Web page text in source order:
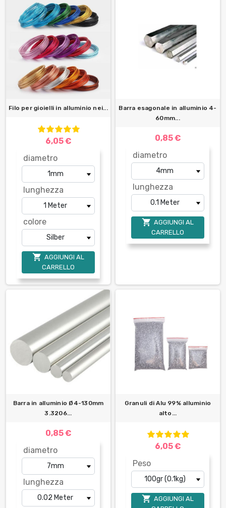
Filo per gioielli in alluminio nei...
6,05 €
diametro
lunghezza
colore
 AGGIUNGI AL
CARRELLO
Barra esagonale in alluminio 4-
60mm...
0,85 €
diametro
lunghezza
 AGGIUNGI AL
CARRELLO
Barra in alluminio Ø4-130mm
3.3206...
0,85 €
diametro
lunghezza
Granuli di Alu 99% alluminio
alto...
6,05 €
Peso
 AGGIUNGI AL